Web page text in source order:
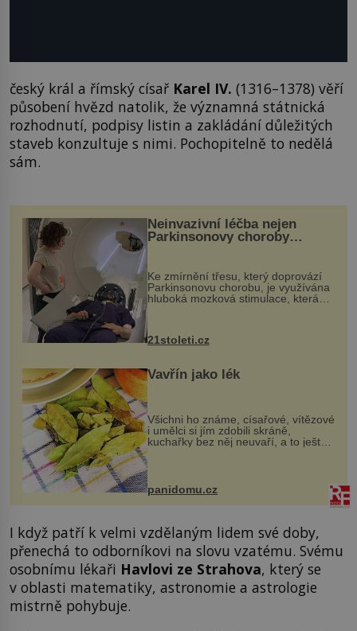
český král a římský císař Karel IV. (1316–1378) věří
působení hvězd natolik, že významná státnická
rozhodnutí, podpisy listin a zakládání důležitých
staveb konzultuje s nimi. Pochopitelně to nedělá
sám.
Neinvazivní léčba nejen
Parkinsonovy choroby
Ke zmírnění třesu, který doprovází
Parkinsonovu chorobu, je využívána
hluboká mozková stimulace, která
však vyžaduje vysoce invazivní
k dostatečně přesnému zacílení ...
21stoleti.cz
Vavřín jako lék
Všichni ho známe, císařové, vítězové
i umělci si jím zdobili skráně,
kuchařky bez něj neuvaří, a to ještě
nevíte, že bobkový list může výrazně
zmírnit některé naše neduhy.
Obsahuje v malém množství ně...
panidomu.cz
I když patří k velmi vzdělaným lidem své doby,
přenechá to odborníkovi na slovu vzatému. Svému
osobnímu lékaři Havlovi ze Strahova, který se
v oblasti matematiky, astronomie a astrologie
mistrně pohybuje.